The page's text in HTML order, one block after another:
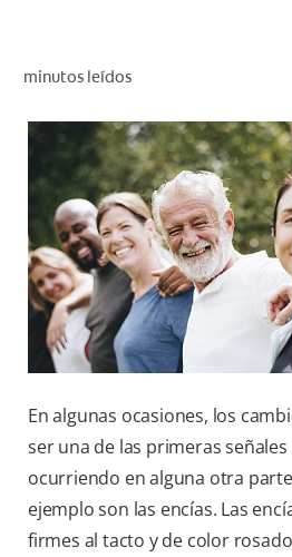
minutos leídos
En algunas ocasiones, los
ser una de las primeras
ocurriendo en alguna otra
ejemplo son las encías. Las
firmes al tacto y de color